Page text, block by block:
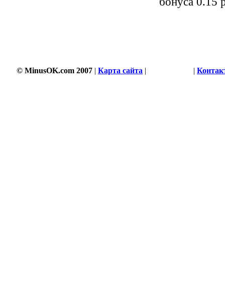
© MinusOK.com 2007 | Карта сайта | |